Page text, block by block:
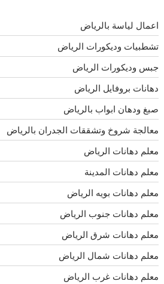
اعمال لياسة بالرياض
تشطبيات وديكورات الرياض
جبس وديكورات الرياض
دهانات بروفايل الرياض
صبغ ودهان ابواب بالرياض
معالجة شروخ وتشققات الجدران بالرياض
معلم دهانات الرياض
معلم دهانات المدينة
معلم دهانات بويه الرياض
معلم دهانات جنوب الرياض
معلم دهانات شرق الرياض
معلم دهانات شمال الرياض
معلم دهانات غرب الرياض